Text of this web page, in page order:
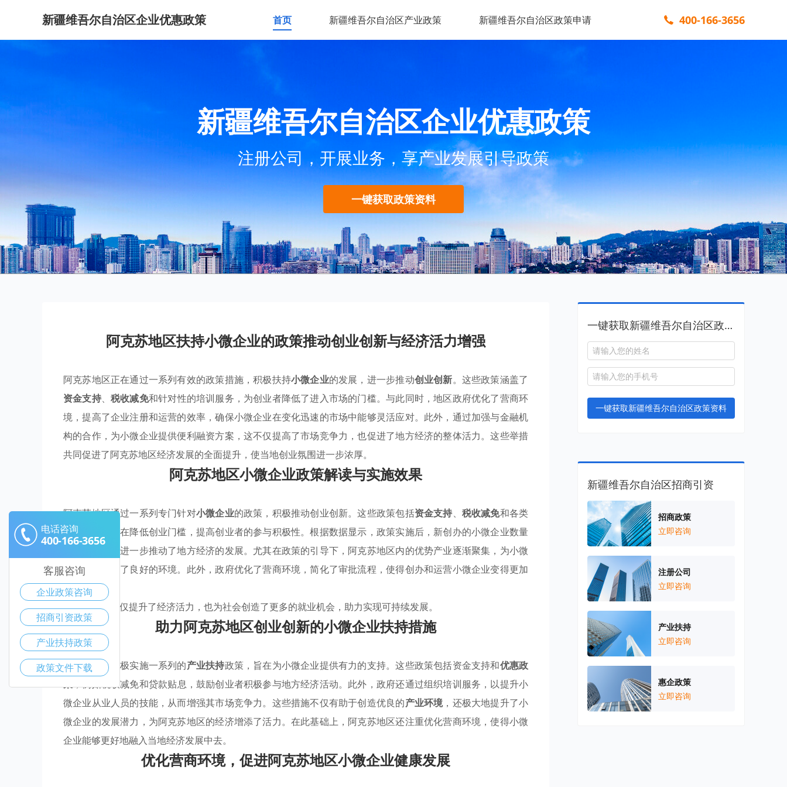
新疆维吾尔自治区企业优惠政策 首页 新疆维吾尔自治区产业政策 新疆维吾尔自治区政策申请 400-166-3656
新疆维吾尔自治区企业优惠政策
注册公司，开展业务，享产业发展引导政策
一键获取政策资料
阿克苏地区扶持小微企业的政策推动创业创新与经济活力增强
阿克苏地区正在通过一系列有效的政策措施，积极扶持小微企业的发展，进一步推动创业创新。这些政策涵盖了
资金支持、税收减免和针对性的培训服务，为创业者降低了进入市场的门槛。与此同时，地区政府优化了营商环
境，提高了企业注册和运营的效率，确保小微企业在变化迅速的市场中能够灵活应对。此外，通过加强与金融机
构的合作，为小微企业提供便利融资方案，这不仅提高了市场竞争力，也促进了地方经济的整体活力。这些举措
共同促进了阿克苏地区经济发展的全面提升，使当地创业氛围进一步浓厚。
阿克苏地区小微企业政策解读与实施效果
阿克苏地区通过一系列专门针对小微企业的政策，积极推动创业创新。这些政策包括资金支持、 税收减免和各类
培训服务，旨在降低创业门槛，提高创业者的参与积极性。根据数据显示，政策实施后，新创办的小微企业数量
显著增加，并进一步推动了地方经济的发展。尤其在政策的引导下，阿克苏地区内的优势产业逐渐聚集，为小微
企业成长提供了良好的环境。此外，政府优化了营商环境，简化了审批流程，使得创办和运营小微企业变得更加
高效。
而这些措施不仅提升了经济活力，也为社会创造了更多的就业机会，助力实现可持续发展。
助力阿克苏地区创业创新的小微企业扶持措施
阿克苏地区积极实施一系列的产业扶持政策，旨在为小微企业提供有力的支持。这些政策包括资金支持和优惠政
策，例如税收减免和贷款贴息，鼓励创业者积极参与地方经济活动。此外，政府还通过组织培训服务，以提升小
微企业从业人员的技能，从而增强其市场竞争力。这些措施不仅有助于创造优良的产业环境，还极大地提升了小
微企业的发展潜力，为阿克苏地区的经济增添了活力。在此基础上，阿克苏地区还注重优化营商环境，使得小微
企业能够更好地融入当地经济发展中去。
优化营商环境，促进阿克苏地区小微企业健康发展
一键获取新疆维吾尔自治区政策资料
一键获取新疆维吾尔自治区政策资料
新疆维吾尔自治区招商引资
招商政策
立即咨询
注册公司
立即咨询
产业扶持
立即咨询
惠企政策
立即咨询
电话咨询
400-166-3656
客服咨询
企业政策咨询
招商引资政策
产业扶持政策
政策文件下载